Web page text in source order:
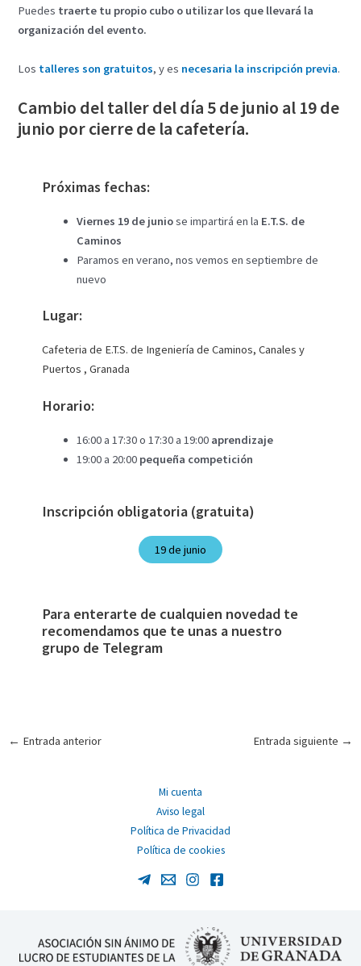
Puedes traerte tu propio cubo o utilizar los que llevará la
organización del evento.
Los talleres son gratuitos, y es necesaria la inscripción previa.
Cambio del taller del día 5 de junio al 19 de
junio por cierre de la cafetería.
Próximas fechas:
Viernes 19 de juniose impartirá en la E.T.S. de
Caminos
Paramos en verano, nos vemos en septiembre de
nuevo
Lugar:
Cafeteria de E.T.S. de Ingeniería de Caminos, Canales y
Puertos , Granada
Horario:
16:00 a 17:30 o 17:30 a 19:00 aprendizaje
19:00 a 20:00 pequeña competición
Inscripción obligatoria (gratuita)
19 de junio
Para enterarte de cualquien novedad te
recomendamos que te unas a nuestro
grupo de Telegram
Navegación
← Entrada anterior Entrada siguiente →
Mi cuenta
Aviso legal
Política de Privacidad
Política de cookies